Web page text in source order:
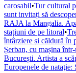
carosabil•Tur cultural
sunt invitați să
RAJA la Mangalia.
stațiuni de pe litoral•
întârziere și căldură în
Șerban, cu mașina
București. Artista a
Europenele de nataţie: